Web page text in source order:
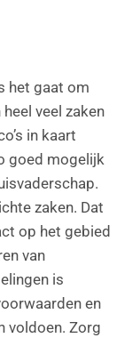
het gaat om
veel zaken
in kaart
goed mogelijk
zaken. Dat
op het gebied
van
is
en
voldoen. Zorg